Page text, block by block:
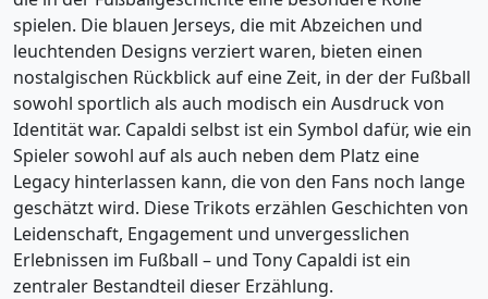
spielen. Die blauen Jerseys, die mit Abzeichen und
leuchtenden Designs verziert waren, bieten einen
nostalgischen Rückblick auf eine Zeit, in der der Fußball
sowohl sportlich als auch modisch ein Ausdruck von
Identität war. Capaldi selbst ist ein Symbol dafür, wie ein
Spieler sowohl auf als auch neben dem Platz eine
Legacy hinterlassen kann, die von den Fans noch lange
geschätzt wird. Diese Trikots erzählen Geschichten von
Leidenschaft, Engagement und unvergesslichen
Erlebnissen im Fußball – und Tony Capaldi ist ein
zentraler Bestandteil dieser Erzählung.